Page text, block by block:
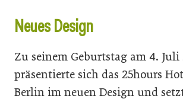
Neues Design
Zu seinem Geburtstag am 4. Juli
präsentierte sich das 25hours
Berlin im neuen Design und